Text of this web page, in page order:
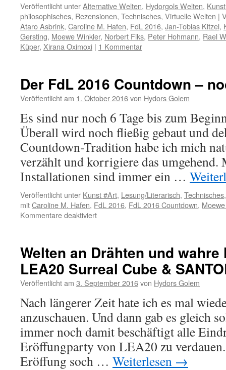
Veröffentlicht unterAlternative Welten, Hydorgols Welten,
philosophisches, Rezensionen, Technisches, Virtuelle Welten |
Ataro Asbrink, Caroline M. Hafen, FdL 2016, Jan-Tobias Kitzel,
Gersting, Moewe Winkler, Norbert Fiks, Peter Hohmann, Rael
Küper, Xirana Oximoxi | 1 Kommentar
Der FdL 2016 Countdown –
Veröffentlicht am 1. Oktober 2016von Hydors Golem
Es sind nur noch 6 Tage bis zum
Überall wird noch fließig gebaut und
Countdown-Tradition habe ich mich
verzählt und korrigiere das umgehend.
Installationen sind immer ein …
Veröffentlicht unter Kunst #Art, Lesung/Literarisch, Technisches
mitCaroline M. Hafen, FdL 2016, FdL 2016 Countdown,
Kommentare deaktiviertfür
Countdown
–
noch
6
Welten an Drähten und wahre
LEA20 Surreal Cube &
Veröffentlicht am 3. September 2016von Hydors Golem
Nach längerer Zeit hate ich es mal
anzuschauen. Und dann gab es gleich
immer noch damit beschäftigt alle
Eröffungparty von LEA20 zu
Eröffung soch … Weiterlesen →